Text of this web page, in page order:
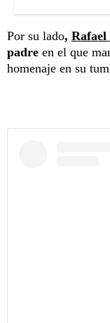
Por su lado, Rafael
padre en el que
homenaje en su